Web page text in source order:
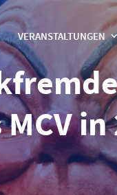
VERANSTALTUNGEN
in